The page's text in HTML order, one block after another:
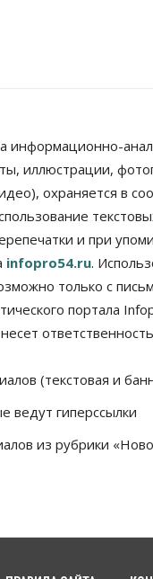
информационно-
иллюстрации,
охраняется в
и при
infopro54.ru.
только с
портала
(текстовая и
ведут гиперссылки
из рубрики